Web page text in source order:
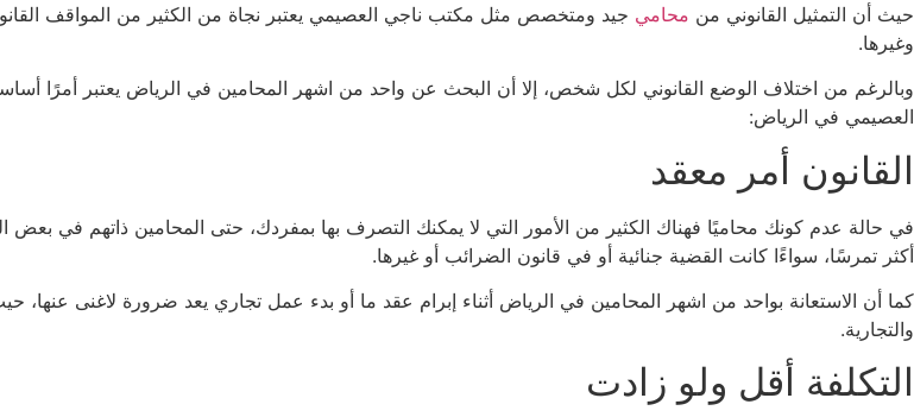
حيث أن التمثيل القانوني من محامي جيد ومتخصص مثل مكتب ناجي العصيمي يعتبر نجاة من الكثير من المواقف
وغيرها.
وبالرغم من اختلاف الوضع القانوني لكل شخص، إلا أن البحث عن واحد من اشهر المحامين في الرياض يعتبر أمرًا
العصيمي في الرياض:
القانون أمر معقد
في حالة عدم كونك محاميًا فهناك الكثير من الأمور التي لا يمكنك التصرف بها بمفردك، حتى المحامين ذاتهم في
أكثر تمرسًا، سواءًا كانت القضية جنائية أو في قانون الضرائب أو غيرها.
كما أن الاستعانة بواحد من اشهر المحامين في الرياض أثناء إبرام عقد ما أو بدء عمل تجاري يعد ضرورة لاغنى عنها،
والتجارية.
التكلفة أقل ولو زادت